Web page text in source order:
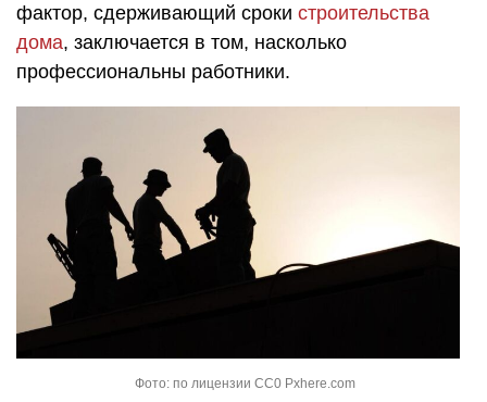
фактор, сдерживающий сроки строительства
дома, заключается в том, насколько
профессиональны работники.
Фото: по лицензии CC0 Pxhere.com